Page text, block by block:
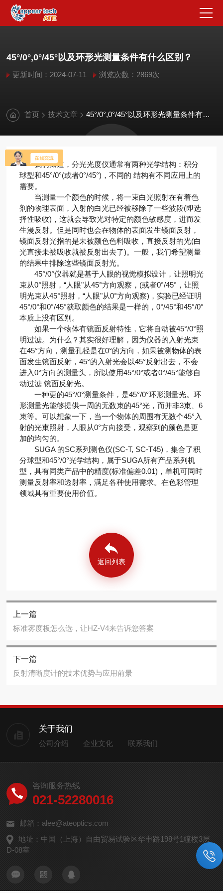
45°/0°,0°/45°以及环形光测量条件有什么区别？
更新时间：2024-07-11 浏览次数：2869次
首页 技术文章 45°/0°,0°/45°以及环形光测量条件有什么区别？
我们知道，分光光度仪通常有两种光学结构：积分
球型和45°/0°(或者0°/45°)，不同的 结构有不同应用上的
需要。
当测量一个颜色的时候，将一束白光照射在有着色
剂的物理表面，入射的白光已经被移除了一些波段(即选
择性吸收)，这就会导致光对特定的颜色敏感度，进而发
生漫反射。但是同时也会在物体的表面发生镜面反射，
镜面反射光指的是未被颜色色料吸收，直接反射的光(白
光直接未被吸收就被反射出去了)。一般，我们希望测量
的结果中排除这些镜面反射光。
45°/0°仪器就是基于人眼的视觉模拟设计，让照明光
束从0°照射，“人眼"从45°方向观察，(或者0°/45°，让照
明光束从45°照射，“人眼"从0°方向观察)，实验已经证明
45°/0°和0°/45°获取颜色的结果是一样的，0°/45°和45°/0°
本质上没有区别。
如果一个物体有镜面反射特性，它将自动被45°/0°照
明过滤。为什么？其实很好理解，因为仪器的入射光束
在45°方向，测量孔径是在0°的方向，如果被测物体的表
面发生镜面反射，45°的入射光会以45°反射出去，不会
进入0°方向的测量头，所以使用45°/0°或者0°/45°能够自
动过滤 镜面反射光。
一种更的45°/0°测量条件，是45°/0°环形测量光。环
形测量光能够提供一周的无数束的45°光，而并非3束、6
束等。可以想象一下，当一个物体的周围有无数个45°入
射的光束照射，人眼从0°方向接受，观察到的颜色是更
加的均匀的。
SUGA 的SC系列测色仪(SC-T, SC-T45)，集合了积
分球型和45°/0°光学结构，属于SUGA所有产品系列机
型，具有同类产品中的精度(标准偏差0.01)，单机可同时
测量反射率和透射率，满足各种使用需求。在色彩管理
领域具有重要使用价值。
返回列表
上一篇
标准雾度板怎么选，让HZ-V4来告诉您答案
下一篇
反射清晰度计的技术优势与应用前景
关于我们
公司介绍 企业文化 联系我们
咨询服务热线
021-52280016
邮箱：alee@ateoptics.com
地址：中国（上海）自由贸易试验区华申路198号1幢楼3层
D-08室